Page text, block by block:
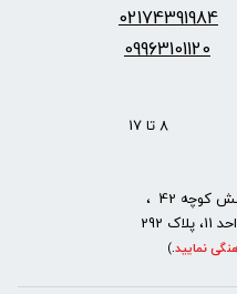
02174391984
09963101120
تا 17
42 ،
نمایید.
)